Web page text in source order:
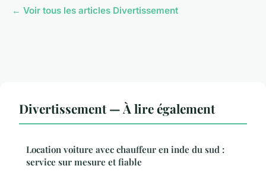
← Voir tous les articles Divertissement
Divertissement — À lire également
Location voiture avec chauffeur en inde du sud :
service sur mesure et fiable